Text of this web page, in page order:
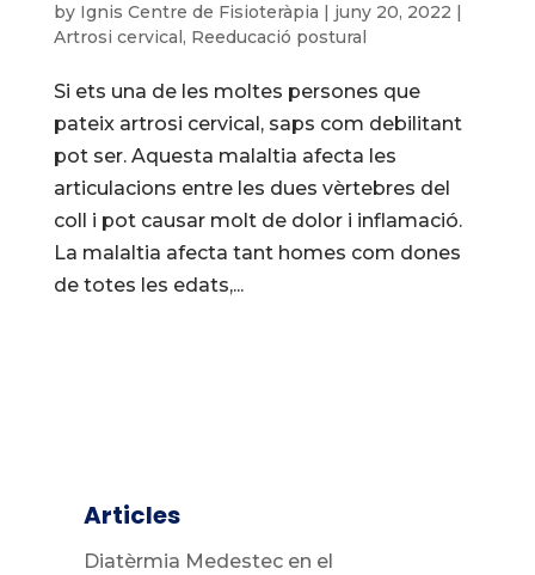
by Ignis Centre de Fisioteràpia | juny 20, 2022 |
Artrosi cervical, Reeducació postural
Si ets una de les moltes persones que
pateix artrosi cervical, saps com debilitant
pot ser. Aquesta malaltia afecta les
articulacions entre les dues vèrtebres del
coll i pot causar molt de dolor i inflamació.
La malaltia afecta tant homes com dones
de totes les edats,...
Articles
Diatèrmia Medestec en el